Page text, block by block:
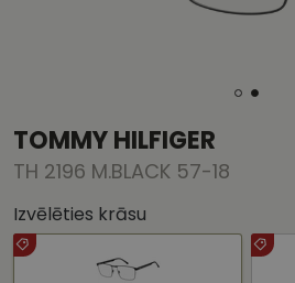
TOMMY HILFIGER
TH 2196 M.BLACK 57-18
Izvēlēties krāsu